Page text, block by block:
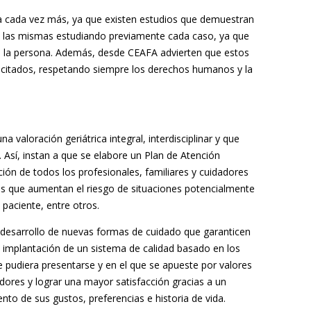
vez más, ya que existen estudios que demuestran
mismas estudiando previamente cada caso, ya que
persona. Además, desde CEAFA advierten que estos
respetando siempre los derechos humanos y la
valoración geriátrica integral, interdisciplinar y que
instan a que se elabore un Plan de Atención
de todos los profesionales, familiares y cuidadores
que aumentan el riesgo de situaciones potencialmente
entre otros.
de nuevas formas de cuidado que garanticen
de un sistema de calidad basado en los
presentarse y en el que se apueste por valores
y lograr una mayor satisfacción gracias a un
de sus gustos, preferencias e historia de vida.